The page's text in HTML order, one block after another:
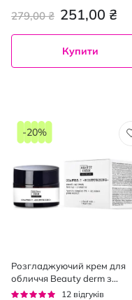
251,00 ₴
279,00 ₴
Купити
Розгладжуючий крем для
обличчя Beauty derm з
пептидами та сливою Skin
Рейтинг:
12 відгуків
-20%